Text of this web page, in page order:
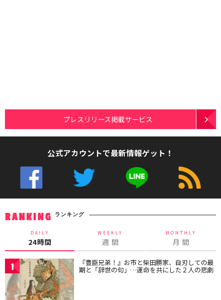
プレスリリース掲載サービス
公式アカウントで最新情報ゲット！
RANKING ランキング
DAILY
24時間
WEEKLY
週 間
MONTHLY
月 間
1 『豊臣兄弟！』お市と柴田勝家、自刃しての最
期と「辞世の句」…運命を共にした２人の悲劇